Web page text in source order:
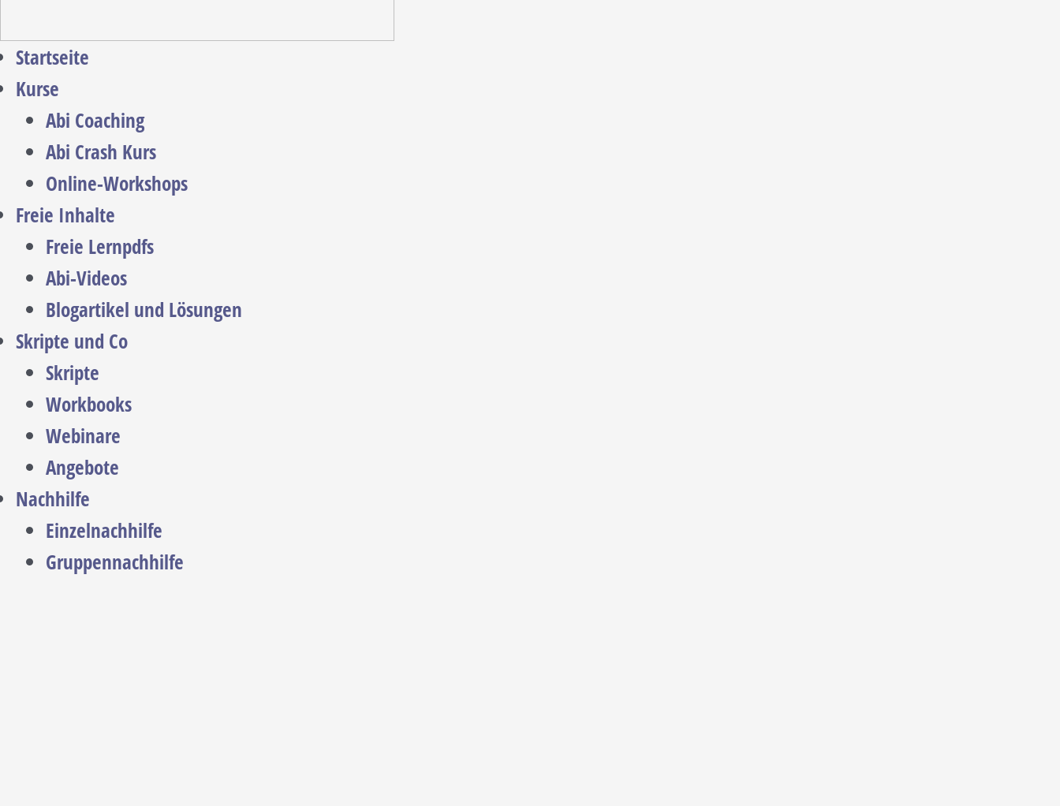
Startseite
Kurse
Abi Coaching
Abi Crash Kurs
Online-Workshops
Freie Inhalte
Freie Lernpdfs
Abi-Videos
Blogartikel und Lösungen
Skripte und Co
Skripte
Workbooks
Webinare
Angebote
Nachhilfe
Einzelnachhilfe
Gruppennachhilfe